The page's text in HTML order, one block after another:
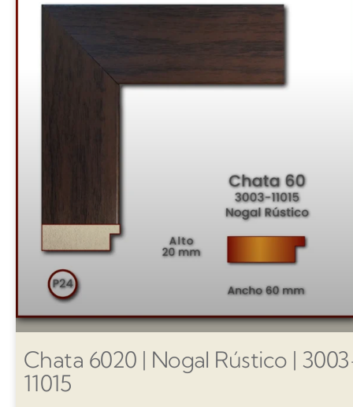
Chata 6020 | Nogal Rústico |
11015